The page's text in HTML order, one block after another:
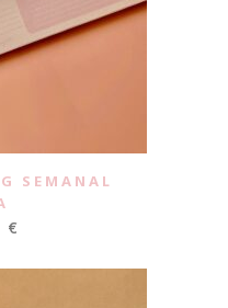
SEMANAL
€